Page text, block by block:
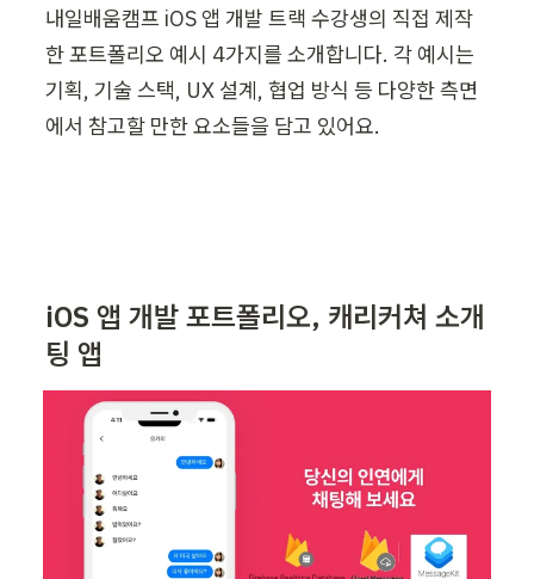
내일배움캠프 iOS 앱 개발 트랙 수강생의 직접 제작
한 포트폴리오 예시 4가지를 소개합니다. 각 예시는
기획, 기술 스택, UX 설계, 협업 방식 등 다양한 측면
에서 참고할 만한 요소들을 담고 있어요.
iOS 앱 개발 포트폴리오, 캐리커쳐 소개
팅 앱